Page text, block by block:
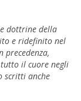
dottrine della
e ridefinito nel
precedenza,
il cuore negli
scritti anche